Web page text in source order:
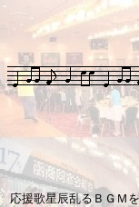
応援歌星辰乱るＢＧＭ